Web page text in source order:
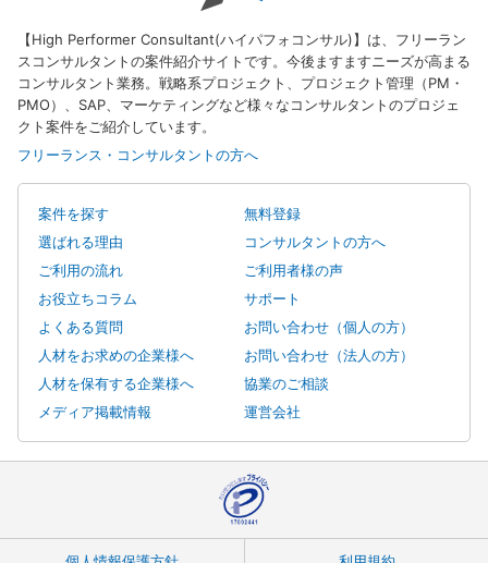
【High Performer Consultant(ハイパフォコンサル)】は、フリーラン
スコンサルタントの案件紹介サイトです。今後ますますニーズが高まる
コンサルタント業務。戦略系プロジェクト、プロジェクト管理（PM・
PMO）、SAP、マーケティングなど様々なコンサルタントのプロジェ
クト案件をご紹介しています。
フリーランス・コンサルタントの方へ
案件を探す
無料登録
選ばれる理由
コンサルタントの方へ
ご利用の流れ
ご利用者様の声
お役立ちコラム
サポート
よくある質問
お問い合わせ（個人の方）
人材をお求めの企業様へ
お問い合わせ（法人の方）
人材を保有する企業様へ
協業のご相談
メディア掲載情報
運営会社